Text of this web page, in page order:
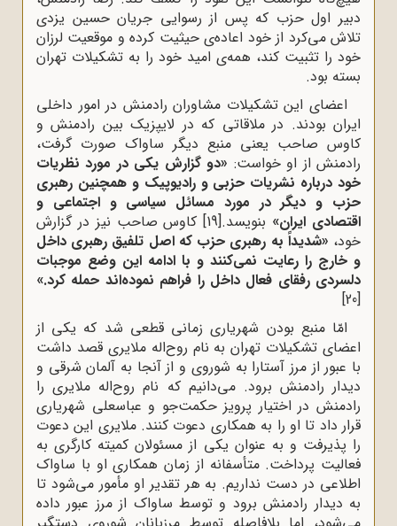
دبیر اول حزب که پس از رسوایی جریان حسین یزدی
تلاش می‌کرد از خود اعاده‌ی حیثیت کرده و موقعیت لرزان
خود را تثبیت کند، همه‌ی امید خود را به تشکیلات تهران
بسته بود.
اعضای این تشکیلات مشاوران رادمنش در امور داخلی
ایران بودند. در ملاقاتی که در لایپزیک بین رادمنش و
کاوس صاحب یعنی منبع دیگر ساواک صورت گرفت،
رادمنش از او خواست: «دو گزارش یکی در مورد نظریات
خود درباره نشریات حزبی و رادیوپیک و همچنین رهبری
حزب و دیگر در مورد مسائل سیاسی و اجتماعی و
اقتصادی ایران» بنویسد.[19]کاوس صاحب نیز در گزارش
خود، «شدیداً به رهبری حزب که اصل تلفیق رهبری داخل
و خارج را رعایت نمی‌کنند و با ادامه این وضع موجبات
دلسردی رفقای فعال داخل را فراهم نموده‌اند حمله کرد.»
[20]
امّا منبع بودن شهریاری زمانی قطعی شد که یکی از
اعضای تشکیلات تهران به نام روح‌اله ملایری قصد داشت
با عبور از مرز آستارا به شوروی و از آنجا به آلمان شرقی و
دیدار رادمنش برود. می‌دانیم که نام روح‌اله ملایری را
رادمنش در اختیار پرویز حکمت‌جو و عباسعلی شهریاری
قرار داد تا او را به همکاری دعوت کنند. ملایری این دعوت
را پذیرفت و به عنوان یکی از مسئولان کمیته کارگری به
فعالیت پرداخت. متأسفانه از زمان همکاری او با ساواک
اطلاعی در دست نداریم. به هر تقدیر او مأمور می‌شود تا
به دیدار رادمنش برود و توسط ساواک از مرز عبور داده